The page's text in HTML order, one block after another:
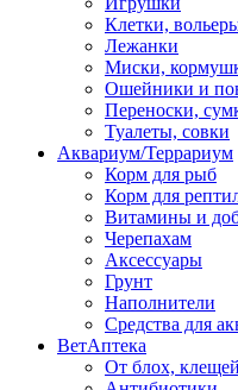
Клетки,
Лежанки
Миски,
Ошейники и
Переноски,
Туалеты, совки
Аквариум/Террариум
Корм для рыб
Корм для
Витамины и
Черепахам
Аксессуары
Грунт
Наполнители
Средства для
ВетАптека
От блох,